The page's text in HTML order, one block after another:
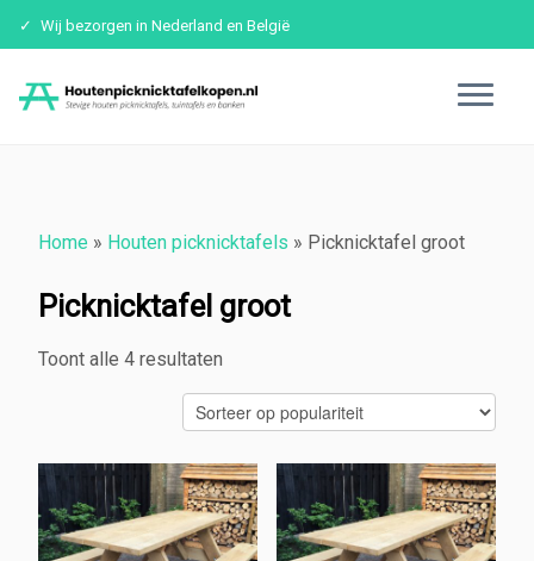
Wij bezorgen in Nederland en België
Home » Houten picknicktafels » Picknicktafel groot
Picknicktafel groot
Toont alle 4 resultaten
op
populariteit